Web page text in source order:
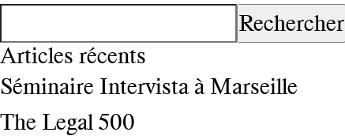
Rechercher
Articles récents
Séminaire Intervista à Marseille
The Legal 500